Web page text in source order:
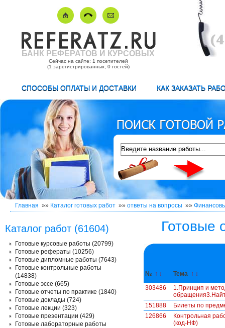
БАНК РЕФЕРАТОВ И КУРСОВЫХ
Сейчас на сайте: 1 посетителей
(1 зарегистрированных, 0 гостей)
СПОСОБЫ ОПЛАТЫ И ДОСТАВКИ КАК ЗАКАЗАТЬ
Главная »» Каталог готовых работ »» ответы на вопросы »»
Готовые
№ ↑ ↓ Тема ↑ ↓
303486
1.Принцип и
151888
Билеты по
126866
Контрольная
(код-НФ)
Каталог работ (61604)
Готовые курсовые работы (20799)
Готовые рефераты (10256)
Готовые дипломные работы (7643)
Готовые контрольные работы
(14838)
Готовые эссе (665)
Готовые отчеты по практике (1840)
Готовые доклады (724)
Готовые лекции (323)
Готовые презентации (429)
Готовые лабораторные работы